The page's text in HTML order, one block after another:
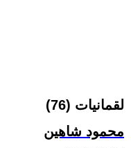
لقمانيات (76)
محمود شاهين